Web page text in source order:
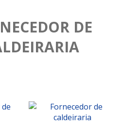
DE